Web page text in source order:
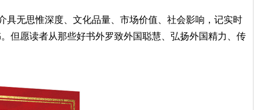
无思惟深度、文化品量、市场价值、社会影响，记实时
但愿读者从那些好书外罗致外国聪慧、弘扬外国精力、传